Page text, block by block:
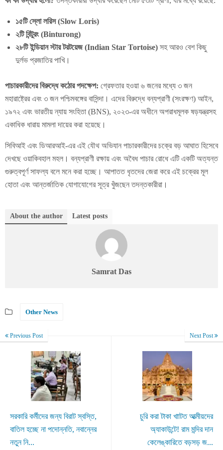
১৫টি স্লো লরিস (Slow Loris)
২টি বিন্টুরং (Binturong)
২৮টি ইন্ডিয়ান স্টার টরটয়েজ (Indian Star Tortoise)সহ আরও বেশ কিছু
দুর্লভ প্রজাতির পাখি।
পাচারকারীদের বিরুদ্ধে কঠোর পদক্ষেপ: গ্রেফতার হওয়া ৬ জনের মধ্যে ৩ জন
মহারাষ্ট্রের এবং ৩ জন পশ্চিমবঙ্গের বাসিন্দা। এদের বিরুদ্ধে বন্যপ্রাণী (সংরক্ষণ) আইন,
১৯৭২ এবং ভারতীয় ন্যায় সংহিতা (BNS), ২০২৩-এর অধীনে অপরাধমূলক ষড়যন্ত্রসহ
একাধিক ধারায় মামলা দায়ের করা হয়েছে।
সিবিআই এবং ডিআরআই-এর এই যৌথ অভিযান পাচারকারীদের চক্রে বড় আঘাত হিসেবে
দেখছে ওয়াকিবহাল মহল। বন্যপ্রাণী রক্ষায় এবং অবৈধ পাচার রোধে এটি একটি অত্যন্ত
গুরুত্বপূর্ণ সাফল্য বলে মনে করা হচ্ছে। আপাতত ধৃতদের জেরা করে এই চক্রের মূল
হোতা এবং আন্তর্জাতিক যোগাযোগের সূত্র খুঁজছেন তদন্তকারীরা।
About the author Latest posts
Samrat Das
Other News
Previous Post
সরকারি কর্মীদের জন্য বিরাট স্বস্তি,
বাতিল হচ্ছে না পদোন্নতি, নবান্নের
নতুন নি...
Next Post
চুরি করা টাকা খাাটত আত্মীয়দের
অ্যাকাউন্টে! রাম মন্দির দান
কেলেঙ্কারিতে বড়সড় জ...